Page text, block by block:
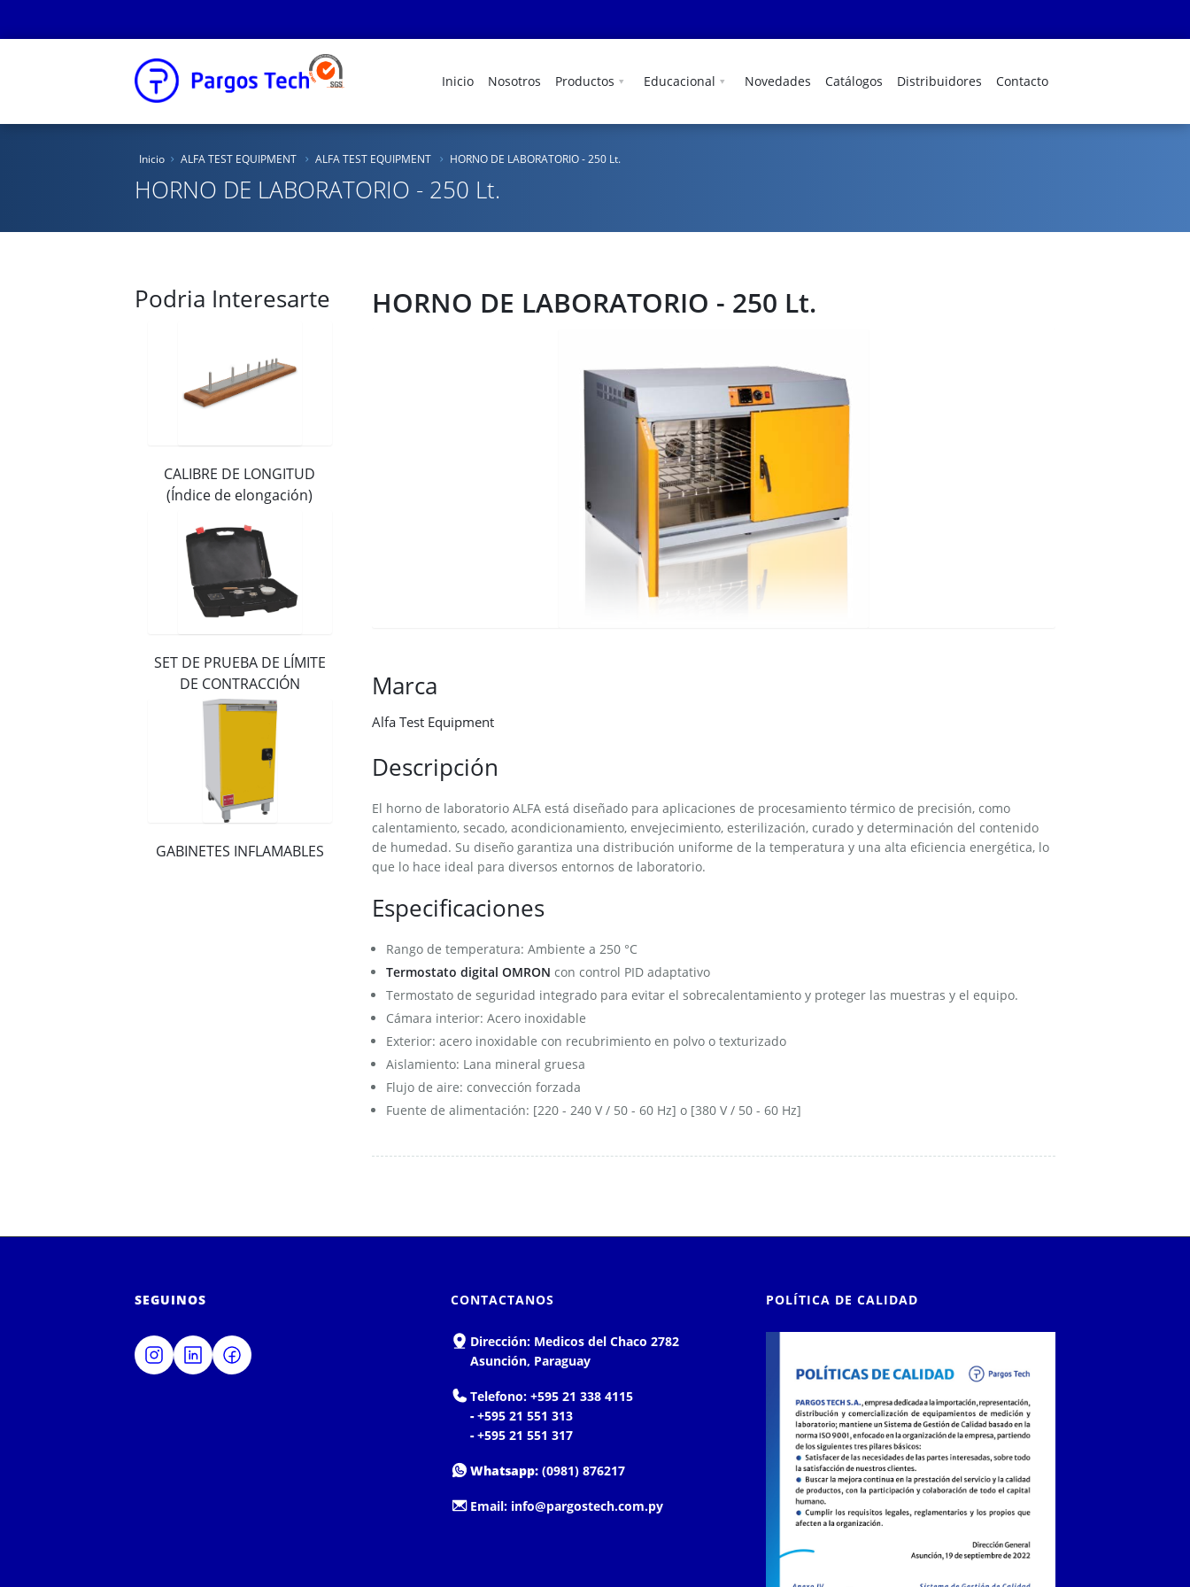
Inicio Nosotros Productos Educacional Novedades Catálogos Distribuidores Contacto
Nosotros
Novedades
Distribuidores
Inicio ALFA TEST EQUIPMENT ALFA TEST EQUIPMENT HORNO DE LABORATORIO - 250 Lt.
HORNO DE LABORATORIO - 250 Lt.
Podria Interesarte
CALIBRE DE LONGITUD
(Índice de elongación)
SET DE PRUEBA DE LÍMITE
DE CONTRACCIÓN
GABINETES INFLAMABLES
HORNO DE LABORATORIO - 250 Lt.
Marca
Alfa Test Equipment
Descripción
El horno de laboratorio ALFA está diseñado para aplicaciones de procesamiento térmico de precisión, como
calentamiento, secado, acondicionamiento, envejecimiento, esterilización, curado y determinación del contenido
de humedad. Su diseño garantiza una distribución uniforme de la temperatura y una alta eficiencia energética, lo
que lo hace ideal para diversos entornos de laboratorio.
Especificaciones
Rango de temperatura: Ambiente a 250 °C
Termostato digital OMRON con control PID adaptativo
Termostato de seguridad integrado para evitar el sobrecalentamiento y proteger las muestras y el equipo.
Cámara interior: Acero inoxidable
Exterior: acero inoxidable con recubrimiento en polvo o texturizado
Aislamiento: Lana mineral gruesa
Flujo de aire: convección forzada
Fuente de alimentación: [220 - 240 V / 50 - 60 Hz] o [380 V / 50 - 60 Hz]
SEGUINOS CONTACTANOS
Dirección: Medicos del Chaco 2782
Asunción, Paraguay
Telefono: +595 21 338 4115
-+595 21 551 313
-+595 21 551 317
Whatsapp: (0981) 876217
Email: info@pargostech.com.py
POLÍTICA DE CALIDAD